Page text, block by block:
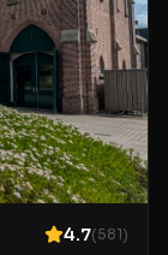
4.7(581)